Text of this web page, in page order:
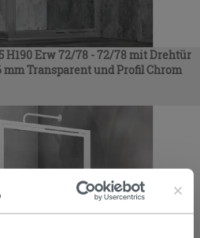
Erw 72/78 - 72/78 mit Drehtür
Transparent und Profil Chrom